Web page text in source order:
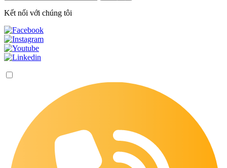
Kết nối với chúng tôi